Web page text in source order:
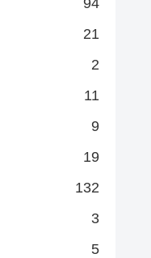
21
2
11
9
19
132
3
5